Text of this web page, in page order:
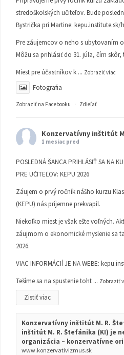
stredoškolských učiteľov. Bude
Bystrička pri Martine:
Pre záujemcov o neho s ubytovaním
Môžu sa prihlásiť do 31. júla, čím skôr,
Miest pre účastníkov k ... Zobraziť viac
Fotografia
Zobraziť na Facebooku · Zdieľať
Konzervatívny inštitút
1 mesiac pred
POSLEDNÁ ŠANCA PRIHLÁSIŤ SA NA
PRE UČITEĽOV: KEPU 2026
Záujem o prvý ročník nášho kurzu
(KEPU) nás príjemne prekvapil.
Niekoľko miest je však ešte voľných.
záujmom o ekonomické myslenie sa
2026.
VIAC INFORMÁCIÍ JE NA WEBE:
Tešíme sa na spustenie toht ... Zobraziť
Zistiť viac
Konzervatívny inštitút M. R.
inštitút M. R. Štefánika (KI) je
organizácia – konzervatívne
www.konzervativizmus.sk